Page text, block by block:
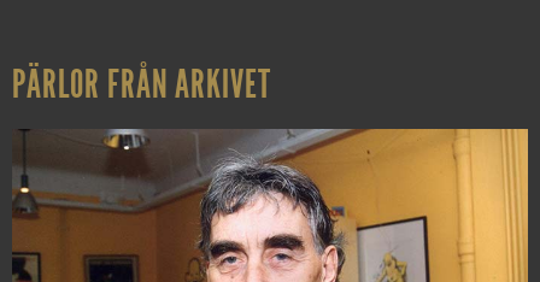
PÄRLOR FRÅN ARKIVET